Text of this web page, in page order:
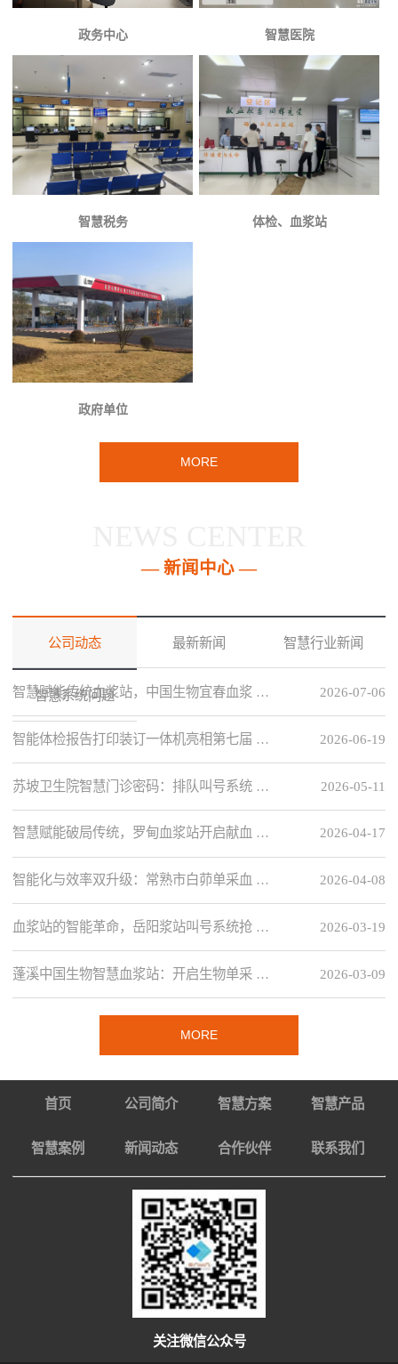
政务中心 智慧医院
智慧税务 体检、血浆站
政府单位
MORE
— 新闻中心 —
公司动态 最新新闻 智慧行业新闻
智慧系统问题 2026-07-06
智慧赋能传统血浆站，中国生物宜春血浆 …
2026-06-19
智能体检报告打印装订一体机亮相第七届 …
2026-05-11
苏坡卫生院智慧门诊密码：排队叫号系统 …
2026-04-17
智慧赋能破局传统，罗甸血浆站开启献血 …
2026-04-08
智能化与效率双升级：常熟市白茆单采血 …
2026-03-19
血浆站的智能革命，岳阳浆站叫号系统抢 …
2026-03-09
蓬溪中国生物智慧血浆站：开启生物单采 …
MORE
首页 公司简介 智慧方案 智慧产品
智慧案例 新闻动态 合作伙伴 联系我们
关注微信公众号